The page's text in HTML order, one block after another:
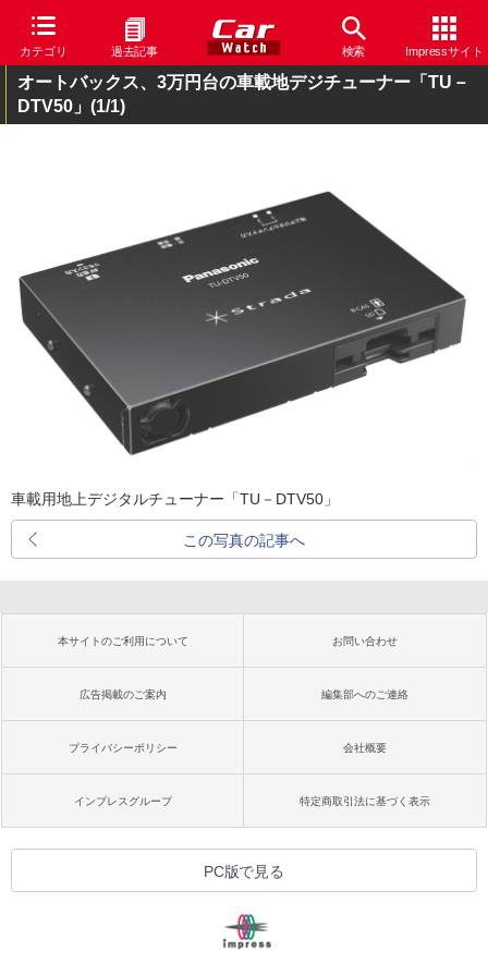
カテゴリ 過去記事 検索 Impressサイト
オートバックス、3万円台の車載地デジチューナー「TU－
DTV50」 (1/1)
車載用地上デジタルチューナー「TU－DTV50」
この写真の記事へ
本サイトのご利用について お問い合わせ
広告掲載のご案内 編集部へのご連絡
プライバシーポリシー 会社概要
インプレスグループ 特定商取引法に基づく表示
PC版で見る